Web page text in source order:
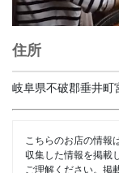
住所
岐阜県不破郡垂井
こちらのお店の情報
収集した情報を掲載
ご理解ください。掲